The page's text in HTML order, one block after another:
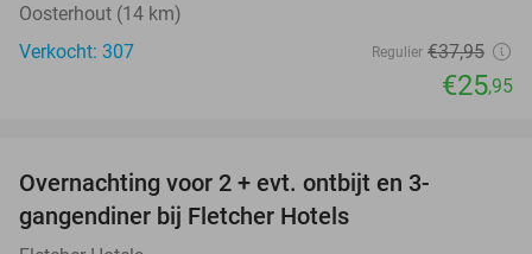
Oosterhout (14 km)
Verkocht: 307
Regulier €37,95
€25,95
Overnachting voor 2 + evt. ontbijt en 3-
gangendiner bij Fletcher Hotels